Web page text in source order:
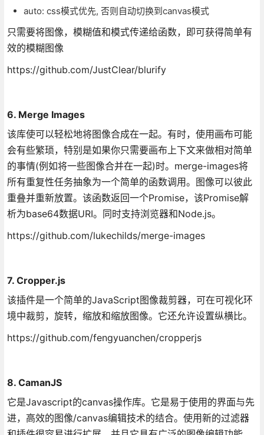
auto: css模式优先, 否则自动切换到canvas模式
只需要将图像，模糊值和模式传递给函数，即可获得简单有
效的模糊图像
https://github.com/JustClear/blurify
6. Merge Images
该库使可以轻松地将图像合成在一起。有时，使用画布可能
会有些繁琐，特别是如果你只需要画布上下文来做相对简单
的事情(例如将一些图像合并在一起)时。merge-images将
所有重复性任务抽象为一个简单的函数调用。图像可以彼此
重叠并重新放置。该函数返回一个Promise，该Promise解
析为base64数据URI。同时支持浏览器和Node.js。
https://github.com/lukechilds/merge-images
7. Cropper.js
该插件是一个简单的JavaScript图像裁剪器，可在可视化环
境中裁剪，旋转，缩放和缩放图像。它还允许设置纵横比。
https://github.com/fengyuanchen/cropperjs
8. CamanJS
它是Javascript的canvas操作库。它是易于使用的界面与先
进，高效的图像/canvas编辑技术的结合。使用新的过滤器